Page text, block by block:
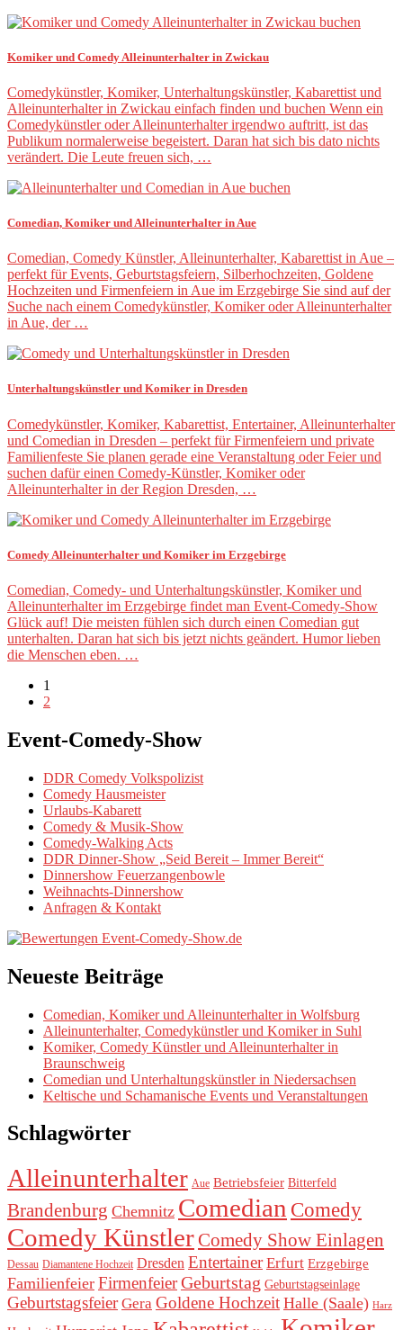
Komiker und Comedy Alleinunterhalter in Zwickau
Comedykünstler, Komiker, Unterhaltungskünstler, Kabarettist und
Alleinunterhalter in Zwickau einfach finden und buchen Wenn ein
Comedykünstler oder Alleinunterhalter irgendwo auftritt, ist das
Publikum normalerweise begeistert. Daran hat sich bis dato nichts
verändert. Die Leute freuen sich, …
Comedian, Komiker und Alleinunterhalter in Aue
Comedian, Comedy Künstler, Alleinunterhalter, Kabarettist in Aue –
perfekt für Events, Geburtstagsfeiern, Silberhochzeiten, Goldene
Hochzeiten und Firmenfeiern in Aue im Erzgebirge Sie sind auf der
Suche nach einem Comedykünstler, Komiker oder Alleinunterhalter
in Aue, der …
Unterhaltungskünstler und Komiker in Dresden
Comedykünstler, Komiker, Kabarettist, Entertainer, Alleinunterhalter
und Comedian in Dresden – perfekt für Firmenfeiern und private
Familienfeste Sie planen gerade eine Veranstaltung oder Feier und
suchen dafür einen Comedy-Künstler, Komiker oder
Alleinunterhalter in der Region Dresden, …
Comedy Alleinunterhalter und Komiker im Erzgebirge
Comedian, Comedy- und Unterhaltungskünstler, Komiker und
Alleinunterhalter im Erzgebirge findet man Event-Comedy-Show
Glück auf! Die meisten fühlen sich durch einen Comedian gut
unterhalten. Daran hat sich bis jetzt nichts geändert. Humor lieben
die Menschen eben. …
1
2
Event-Comedy-Show
DDR Comedy Volkspolizist
Comedy Hausmeister
Urlaubs-Kabarett
Comedy & Musik-Show
Comedy-Walking Acts
DDR Dinner-Show „Seid Bereit – Immer Bereit“
Dinnershow Feuerzangenbowle
Weihnachts-Dinnershow
Anfragen & Kontakt
Neueste Beiträge
Comedian, Komiker und Alleinunterhalter in Wolfsburg
Alleinunterhalter, Comedykünstler und Komiker in Suhl
Komiker, Comedy Künstler und Alleinunterhalter in
Braunschweig
Comedian und Unterhaltungskünstler in Niedersachsen
Keltische und Schamanische Events und Veranstaltungen
Schlagwörter
Alleinunterhalter Aue Betriebsfeier Bitterfeld
Brandenburg Chemnitz Comedian Comedy
Comedy Künstler Comedy Show Einlagen
Dessau Diamantene Hochzeit Dresden Entertainer Erfurt Erzgebirge
Familienfeier FirmenfeierGeburtstag Geburtstagseinlage
Geburtstagsfeier Gera Goldene Hochzeit Halle (Saale) Harz